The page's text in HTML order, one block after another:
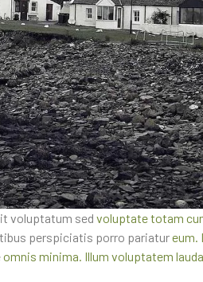
voluptatum sed voluptate totam
perspiciatis porro pariatureum.
omnis minima. Illum voluptatem